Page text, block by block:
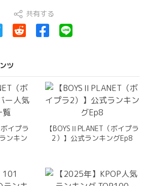
共有する
ツ
イプラ
ンキン
【BOYSⅡPLANET（ボイプラ
2）】公式ランキングEp8